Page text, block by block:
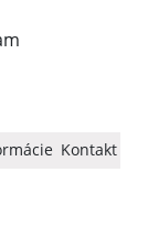
Kontakt